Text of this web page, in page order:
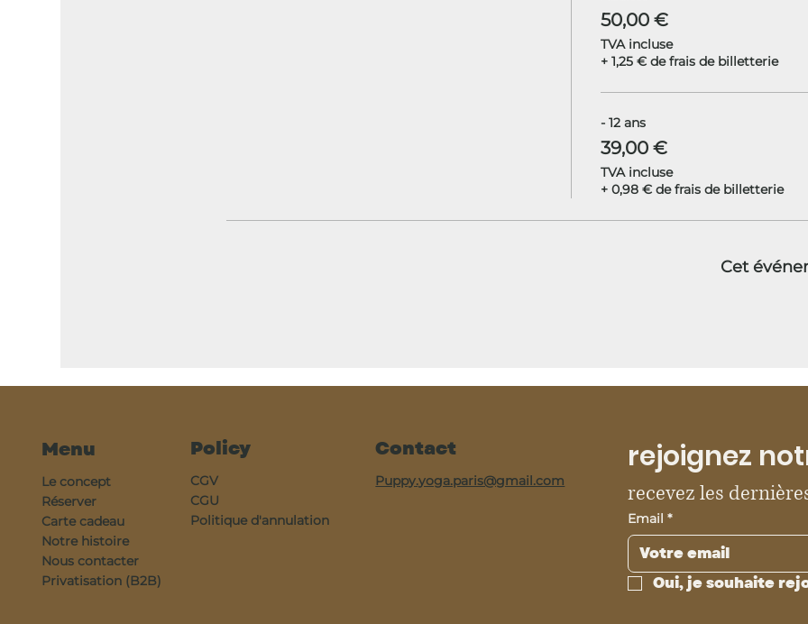
50,00 €
TVA incluse
+ 1,25 € de frais de billetterie
- 12 ans
39,00 €
TVA incluse
+ 0,98 € de frais de billetterie
Cet
Menu
Le concept
Réserver
Carte cadeau
Notre histoire
Nous contacter
Privatisation (B2B)
Policy
CGV
CGU
Politique d'annulation
Contact
Puppy.yoga.paris@gmail.com
rejoignez
recevez les
Email *
Oui, je souhaite